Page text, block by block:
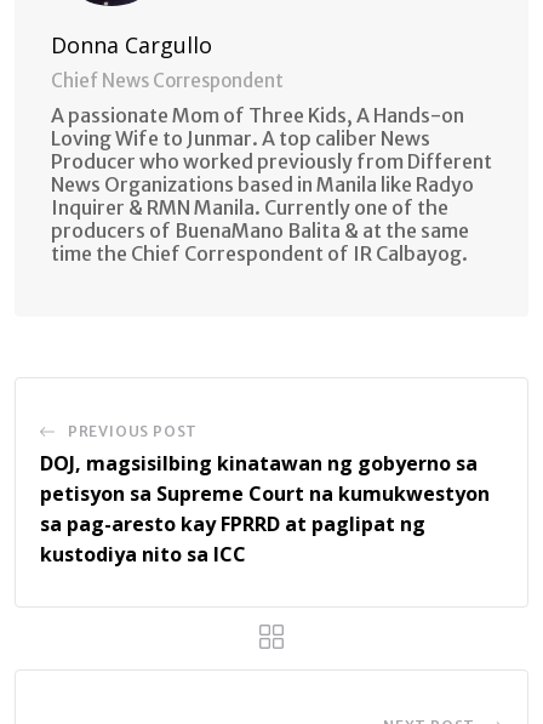
Donna Cargullo
Chief News Correspondent
A passionate Mom of Three Kids, A Hands-on
Loving Wife to Junmar. A top caliber News
Producer who worked previously from Different
News Organizations based in Manila like Radyo
Inquirer & RMN Manila. Currently one of the
producers of BuenaMano Balita & at the same
time the Chief Correspondent of IR Calbayog.
PREVIOUS POST
DOJ, magsisilbing kinatawan ng gobyerno sa
petisyon sa Supreme Court na kumukwestyon
sa pag-aresto kay FPRRD at paglipat ng
kustodiya nito sa ICC